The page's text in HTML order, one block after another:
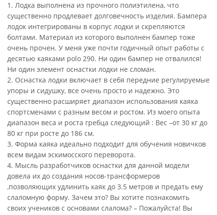
1. Лодка выполнена из прочного полиэтилена, что
существенно продлевает долговечность изделия. Бампера
лодок интегрированы в корпус лодки и скрепляются
болтами. Материал из которого выполнен бампер тоже
очень прочен. У меня уже почти годичный опыт работы с
десятью каяками polo 290. Ни один бампер не отвалился!
Ни один элемент оснастки лодки не сломан.
2. Оснастка лодки включает в себя передние регулируемые
упоры и сидушку, все очень просто и надежно. Это
существенно расширяет диапазон использования каяка
спортсменами с разным весом и ростом. Из моего опыта
диапазон веса и роста гребца следующий : Вес –от 30 кг до
80 кг при росте до 186 см.
3. Форма каяка идеально подходит для обучения новичков
всем видам эскимосского переворота.
4. Мысль разработчиков оснастки для данной модели
довела их до создания носов-трансформеров
,позволяющих удлинить каяк до 3.5 метров и предать ему
слаломную форму. Зачем это? Вы хотите познакомить
своих учеников с основами слалома? – Пожалуйста! Вы